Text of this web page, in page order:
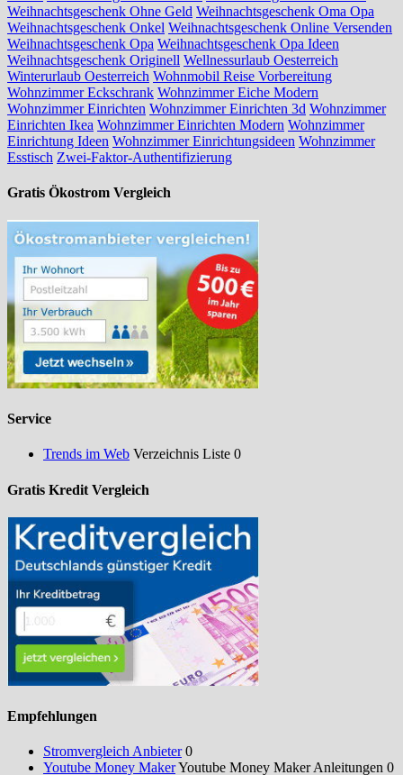
Weihnachtsgeschenk Ohne Geld Weihnachtsgeschenk Oma Opa
Weihnachtsgeschenk Onkel Weihnachtsgeschenk Online Versenden
Weihnachtsgeschenk Opa Weihnachtsgeschenk Opa Ideen
Weihnachtsgeschenk Originell Wellnessurlaub Oesterreich
Winterurlaub Oesterreich Wohnmobil Reise Vorbereitung
Wohnzimmer Eckschrank Wohnzimmer Eiche Modern
Wohnzimmer Einrichten Wohnzimmer Einrichten 3d Wohnzimmer
Einrichten Ikea Wohnzimmer Einrichten Modern Wohnzimmer
Einrichtung Ideen Wohnzimmer Einrichtungsideen Wohnzimmer
Esstisch Zwei-Faktor-Authentifizierung
Gratis Ökostrom Vergleich
Service
Trends im Web Verzeichnis Liste 0
Gratis Kredit Vergleich
Empfehlungen
Stromvergleich Anbieter0
Youtube Money MakerYoutube Money Maker Anleitungen 0